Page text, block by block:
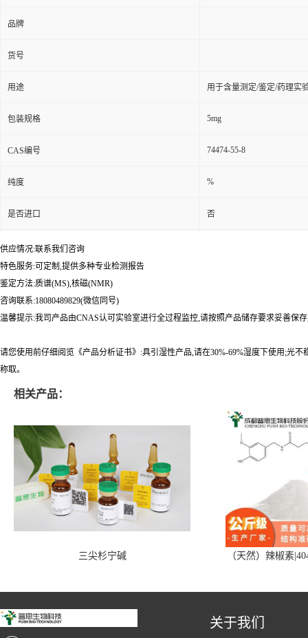
品牌
货号
用途 用于含量测定/鉴定/药理实
包装规格 5mg
CAS编号 74474-55-8
纯度 %
是否进口 否
供应情况:联系我们咨询
特色服务:可定制,提供多种专业检测报告
鉴定方法:质谱(MS),核磁(NMR)
咨询联系:18080489829(微信同号)
温馨提示:我司产品由CNAS认可实验室进行全过程监控,请按照产品储存要求妥善保
请您使用前仔细阅览《产品分析证书》:具引湿性产品,请在30%-69%湿度下使用;光
称取。
相关产品：
三尖杉宁碱 （天然）辣椒素
关于我们